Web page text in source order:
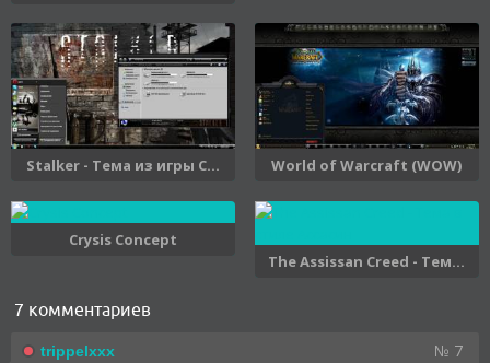
Stalker - Тема из игры С... World of Warcraft (WOW)
Crysis Concept
The Assissan Creed - Тем...
7 комментариев
trippelxxx № 7